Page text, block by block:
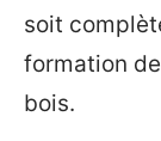
soit
formation
bois.